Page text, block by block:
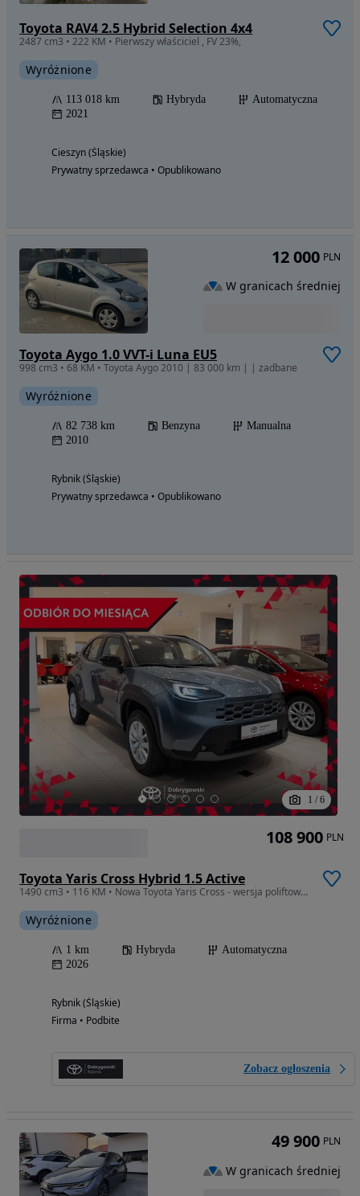
Toyota RAV4 2.5 Hybrid Selection 4x4
2487 cm3 • 222 KM • Pierwszy właściciel , FV 23%,
Wyróżnione
113 018 km Hybryda
Automatyczna
2021
Cieszyn (Śląskie)
Prywatny sprzedawca • Opublikowano
Toyota Aygo 1.0 VVT-i Luna EU5
998 cm3 • 68 KM • Toyota Aygo 2010 | 83 000 km | | zadbane
Wyróżnione
82 738 km Benzyna
Manualna
2010
Rybnik (Śląskie)
Prywatny sprzedawca • Opublikowano
12 000 PLN
W granicach średniej
1 / 6
Toyota Yaris Cross Hybrid 1.5 Active
1490 cm3 • 116 KM • Nowa Toyota Yaris Cross - wersja poliftowa! | Autoryzowany Salon
Wyróżnione
1 km Hybryda
Automatyczna
2026
Rybnik (Śląskie)
Firma • Podbite
Zobacz ogłoszenia
108 900 PLN
49 900 PLN
W granicach średniej